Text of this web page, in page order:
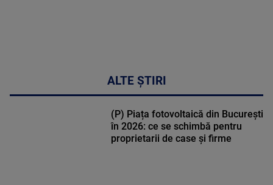
ALTE ȘTIRI
(P) Piața fotovoltaică din București
în 2026: ce se schimbă pentru
proprietarii de case și firme